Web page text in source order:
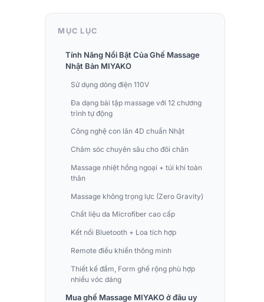
MỤC LỤC
Tính Năng Nổi Bật Của Ghế Massage
Nhật Bản MIYAKO
Sử dụng dòng điện 110V
Đa dạng bài tập massage với 12 chương
trình tự động
Công nghệ con lăn 4D chuẩn Nhật
Chăm sóc chuyên sâu cho đôi chân
Massage nhiệt hồng ngoại + túi khí toàn
thân
Massage không trọng lực (Zero Gravity)
Chất liệu da Microfiber cao cấp
Kết nối Bluetooth + Loa tích hợp
Remote điều khiển thông minh
Thiết kế đầm, Form ghế rộng phù hợp
nhiều vóc dáng
Mua ghế Massage MIYAKO ở đâu uy